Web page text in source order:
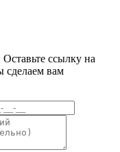
ссылку на
сделаем вам